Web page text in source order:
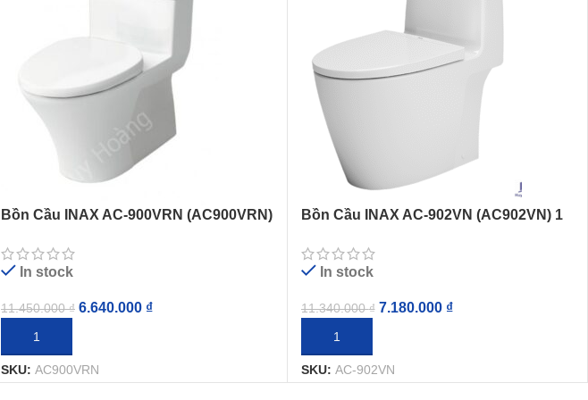
Bồn Cầu INAX AC-900VRN (AC900VRN)
In stock
11.450.000₫ 6.640.000 ₫
THÊM VÀO GIỎ HÀNG
SKU: AC900VRN
Bồn Cầu INAX AC-902VN (AC902VN) 1
In stock
11.340.000₫ 7.180.000 ₫
THÊM VÀO GIỎ HÀNG
SKU: AC-902VN